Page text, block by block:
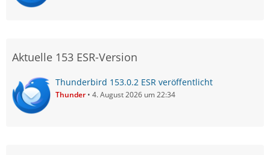
Aktuelle 153 ESR-Version
Thunderbird 153.0.2 ESR veröffentlicht
Thunder 4. August 2026 um 22:34